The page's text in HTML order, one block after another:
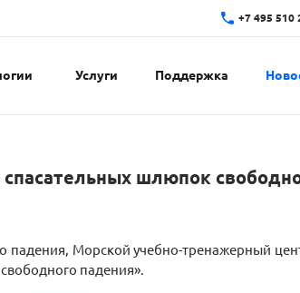
+7 495 510
Услуги Поддержка
шлюпок
падения, Морской учебно-тренажерный
падения».